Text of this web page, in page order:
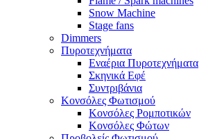
Snow Machine
Stage fans
Dimmers
Πυροτεχνήματα
Εναέρια Πυροτεχνήματα
Σκηνικά Εφέ
Συντριβάνια
Κονσόλες Φωτισμού
Κονσόλες Ρομποτικών
Κονσόλες Φώτων